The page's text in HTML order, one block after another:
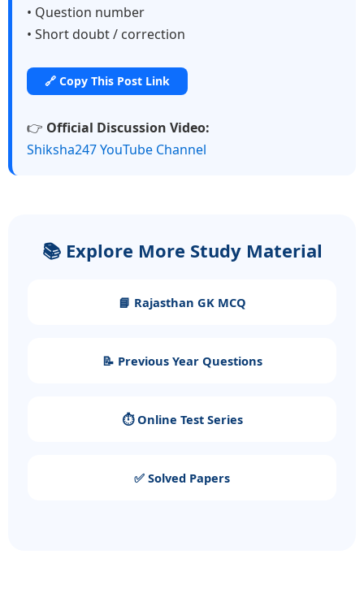
• Question number
• Short doubt / correction
🔗 Copy This Post Link
👉 Official Discussion Video:
Shiksha247 YouTube Channel
📚 Explore More Study Material
📘 Rajasthan GK MCQ
📝 Previous Year Questions
⏱️ Online Test Series
✅ Solved Papers